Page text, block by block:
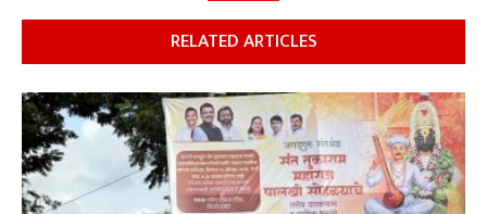
RELATED ARTICLES